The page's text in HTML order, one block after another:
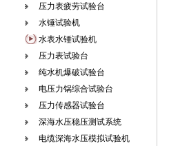
压力表疲劳试验台
水锤试验机
水表水锤试验机
压力表试验台
纯水机爆破试验台
电压力锅综合试验台
压力传感器试验台
深海水压稳压测试系统
电缆深海水压模拟试验机